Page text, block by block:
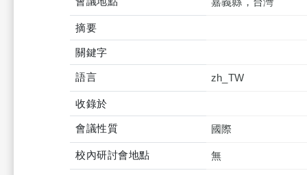
摘要
關鍵字
語言 zh_TW
收錄於
會議性質 國際
校內研討會地點 無